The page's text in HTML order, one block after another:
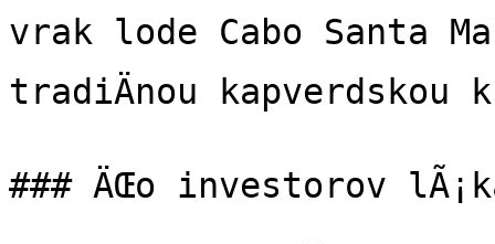
vrak lode Cabo Santa
tradiÄnou
### ÄŒo investorov